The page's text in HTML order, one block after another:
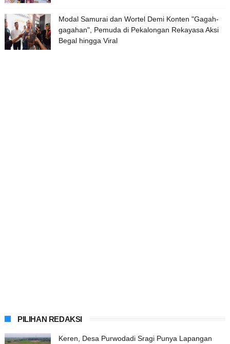
Modal Samurai dan Wortel Demi Konten "Gagah-
gagahan", Pemuda di Pekalongan Rekayasa Aksi
Begal hingga Viral
PILIHAN REDAKSI
Keren, Desa Purwodadi Sragi Punya Lapangan